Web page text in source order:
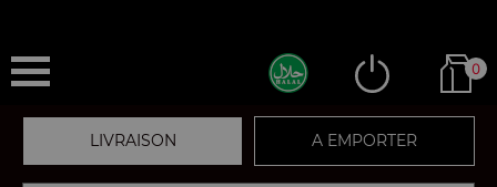
0
LIVRAISON A EMPORTER